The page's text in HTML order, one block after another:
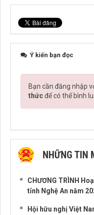
Ý kiến bạn đọc
Bạn cần đăng nhập
thứcđể có thể bình
NHỮNG TIN
CHƯƠNG TRÌNH
tỉnh Nghệ An năm
Hội hữu nghị Việt